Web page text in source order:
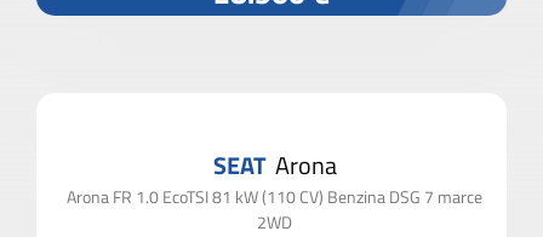
SEAT Arona
Arona FR 1.0 EcoTSI 81 kW (110 CV) Benzina DSG 7 marce
2WD